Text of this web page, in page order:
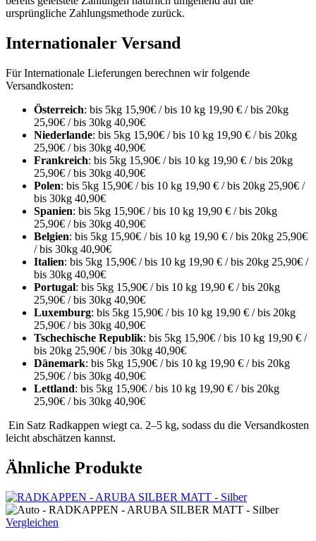
ursprüngliche Zahlungsmethode zurück.
Internationaler Versand
Für Internationale Lieferungen berechnen wir folgende
Versandkosten:
Österreich: bis 5kg 15,90€ / bis 10 kg 19,90 € / bis 20kg
25,90€ / bis 30kg 40,90€
Niederlande: bis 5kg 15,90€ / bis 10 kg 19,90 € / bis 20kg
25,90€ / bis 30kg 40,90€
Frankreich: bis 5kg 15,90€ / bis 10 kg 19,90 € / bis 20kg
25,90€ / bis 30kg 40,90€
Polen: bis 5kg 15,90€ / bis 10 kg 19,90 € / bis 20kg 25,90€ /
bis 30kg 40,90€
Spanien: bis 5kg 15,90€ / bis 10 kg 19,90 € / bis 20kg
25,90€ / bis 30kg 40,90€
Belgien: bis 5kg 15,90€ / bis 10 kg 19,90 € / bis 20kg 25,90€
/ bis 30kg 40,90€
Italien: bis 5kg 15,90€ / bis 10 kg 19,90 € / bis 20kg 25,90€ /
bis 30kg 40,90€
Portugal: bis 5kg 15,90€ / bis 10 kg 19,90 € / bis 20kg
25,90€ / bis 30kg 40,90€
Luxemburg: bis 5kg 15,90€ / bis 10 kg 19,90 € / bis 20kg
25,90€ / bis 30kg 40,90€
Tschechische Republik: bis 5kg 15,90€ / bis 10 kg 19,90 € /
bis 20kg 25,90€ / bis 30kg 40,90€
Dänemark: bis 5kg 15,90€ / bis 10 kg 19,90 € / bis 20kg
25,90€ / bis 30kg 40,90€
Lettland: bis 5kg 15,90€ / bis 10 kg 19,90 € / bis 20kg
25,90€ / bis 30kg 40,90€
Ein Satz Radkappen wiegt ca. 2–5 kg, sodass du die Versandkosten
leicht abschätzen kannst.
Ähnliche Produkte
Vergleichen